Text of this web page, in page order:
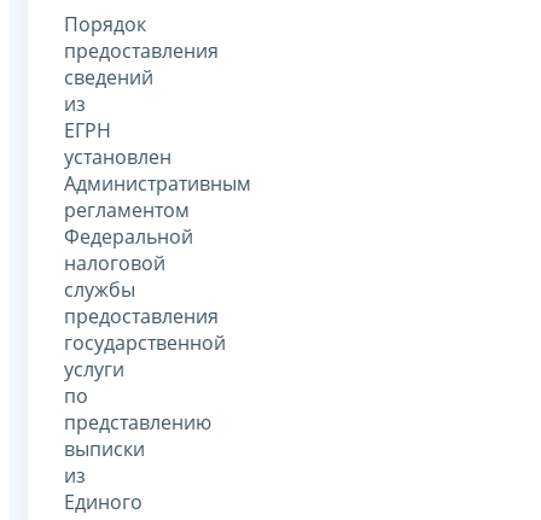
Порядок
предоставления
сведений
из
ЕГРН
установлен
Административным
регламентом
Федеральной
налоговой
службы
предоставления
государственной
услуги
по
представлению
выписки
из
Единого